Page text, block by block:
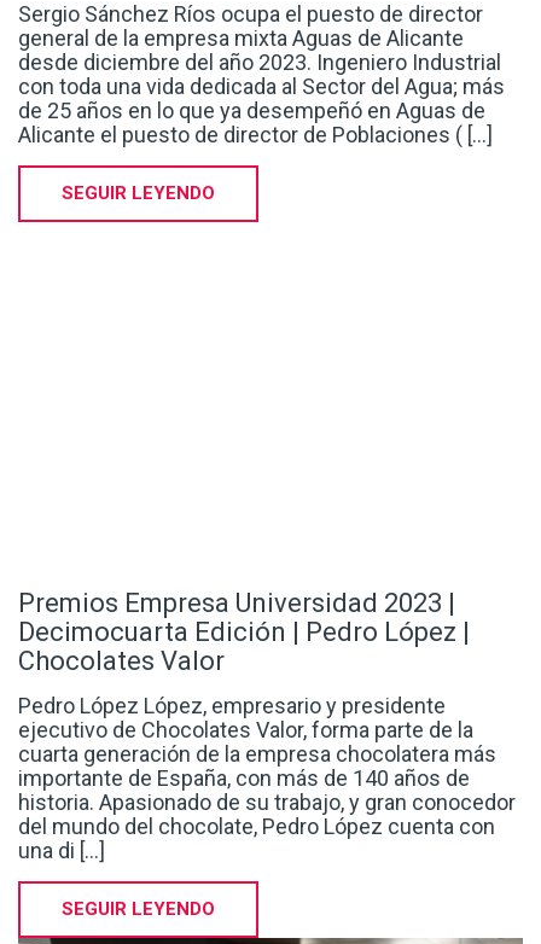
Sergio Sánchez Ríos ocupa el puesto de director
general de la empresa mixta Aguas de Alicante
desde diciembre del año 2023. Ingeniero Industrial
con toda una vida dedicada al Sector del Agua; más
de 25 años en lo que ya desempeñó en Aguas de
Alicante el puesto de director de Poblaciones ( [...]
SEGUIR LEYENDO
Premios Empresa Universidad 2023 |
Decimocuarta Edición | Pedro López |
Chocolates Valor
Pedro López López, empresario y presidente
ejecutivo de Chocolates Valor, forma parte de la
cuarta generación de la empresa chocolatera más
importante de España, con más de 140 años de
historia. Apasionado de su trabajo, y gran conocedor
del mundo del chocolate, Pedro López cuenta con
una di [...]
SEGUIR LEYENDO